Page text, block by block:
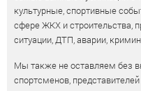
культурные, спортивные
сфере ЖКХ и строительства,
ситуации, ДТП, аварии,
Мы также не оставляем без
спортсменов,